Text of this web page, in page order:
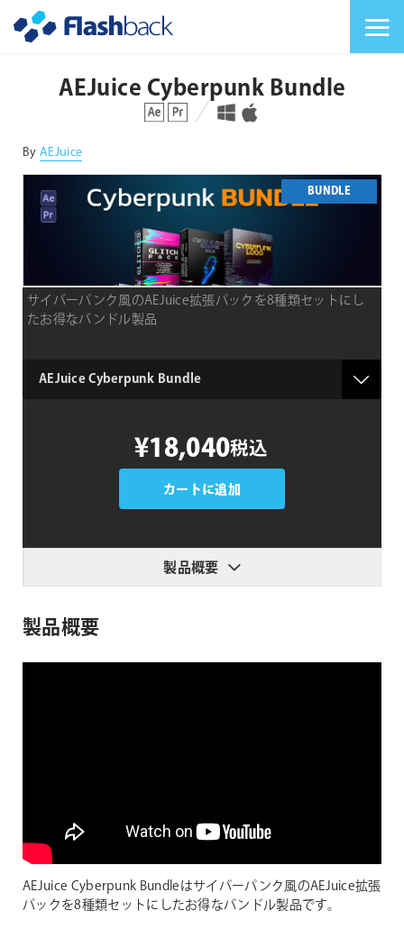
AEJuice Cyberpunk Bundle
対応プラットフォーム 対応OS
By AEJuice
BUNDLE
サイバーパンク風のAEJuice拡張パックを8種類セットにし
たお得なバンドル製品
type
¥18,040税込
カートに追加
製品概要
製品概要
AEJuice Cyberpunk Bundleはサイバーパンク風のAEJuice拡張
パックを8種類セットにしたお得なバンドル製品です。